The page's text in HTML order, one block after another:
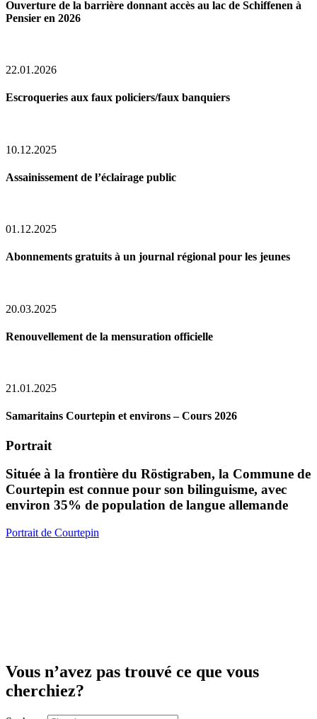
Ouverture de la barrière donnant accès au lac de Schiffenen à
Pensier en 2026
22.01.2026
Escroqueries aux faux policiers/faux banquiers
10.12.2025
Assainissement de l’éclairage public
01.12.2025
Abonnements gratuits à un journal régional pour les jeunes
20.03.2025
Renouvellement de la mensuration officielle
21.01.2025
Samaritains Courtepin et environs – Cours 2026
Portrait
Située à la frontière du Röstigraben, la Commune de
Courtepin est connue pour son bilinguisme, avec
environ 35% de population de langue allemande
Portrait de Courtepin
Vous n’avez pas trouvé ce que vous
cherchiez?